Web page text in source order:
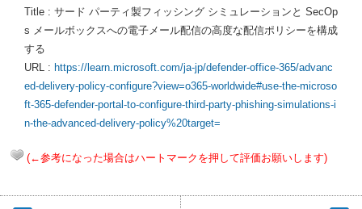
Title : サード パーティ製フィッシング シミュレーションと SecOp
s メールボックスへの電子メール配信の高度な配信ポリシーを構成
する
URL : https://learn.microsoft.com/ja-jp/defender-office-365/advanc
ed-delivery-policy-configure?view=o365-worldwide#use-the-microso
ft-365-defender-portal-to-configure-third-party-phishing-simulations-i
n-the-advanced-delivery-policy%20target=
(←参考になった場合はハートマークを押して評価お願いします)